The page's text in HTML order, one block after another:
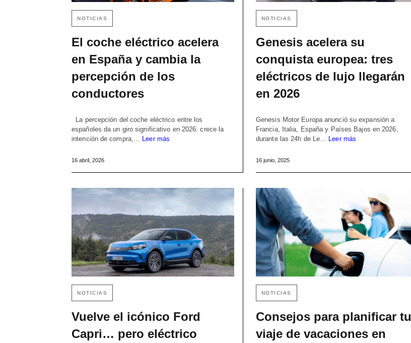
NOTICIAS
El coche eléctrico acelera
en España y cambia la
percepción de los
conductores
La percepción del coche eléctrico entre los
españoles da un giro significativo en 2026: crece la
intención de compra,… Leer más
16 abril, 2026
NOTICIAS
Genesis acelera su
conquista europea: tres
eléctricos de lujo llegarán
en 2026
Genesis Motor Europa anunció su expansión a
Francia, Italia, España y Países Bajos en 2026,
durante las 24h de Le… Leer más
16 junio, 2025
NOTICIAS
Vuelve el icónico Ford
Capri… pero eléctrico
NOTICIAS
Consejos para planificar tu
viaje de vacaciones en